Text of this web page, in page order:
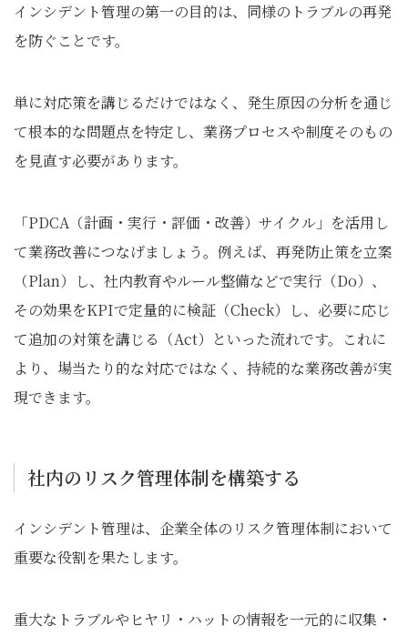
インシデント管理の第一の目的は、同様のトラブルの再発
を防ぐことです。
単に対応策を講じるだけではなく、発生原因の分析を通じ
て根本的な問題点を特定し、業務プロセスや制度そのもの
を見直す必要があります。
「PDCA（計画・実行・評価・改善）サイクル」を活用し
て業務改善につなげましょう。例えば、再発防止策を立案
（Plan）し、社内教育やルール整備などで実行（Do）、
その効果をKPIで定量的に検証（Check）し、必要に応じ
て追加の対策を講じる（Act）といった流れです。これに
より、場当たり的な対応ではなく、持続的な業務改善が実
現できます。
社内のリスク管理体制を構築する
インシデント管理は、企業全体のリスク管理体制において
重要な役割を果たします。
重大なトラブルやヒヤリ・ハットの情報を一元的に収集・